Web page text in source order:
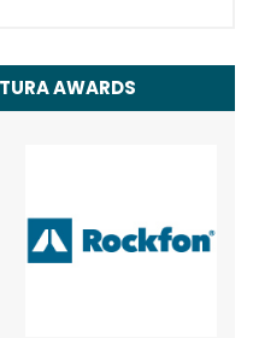
AWARDS